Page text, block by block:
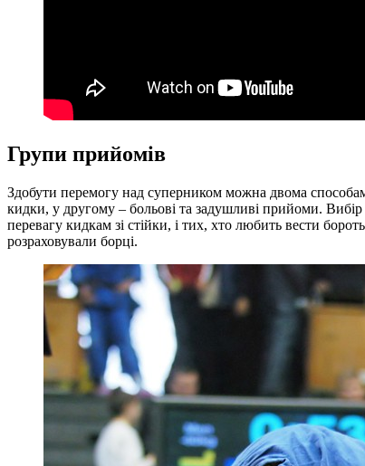
Групи прийомів
Здобути перемогу над суперником можна двома
кидки, у другому – больові та задушливі прийоми. Вибір
перевагу кидкам зі стійки, і тих, хто любить вести
розраховували борці.